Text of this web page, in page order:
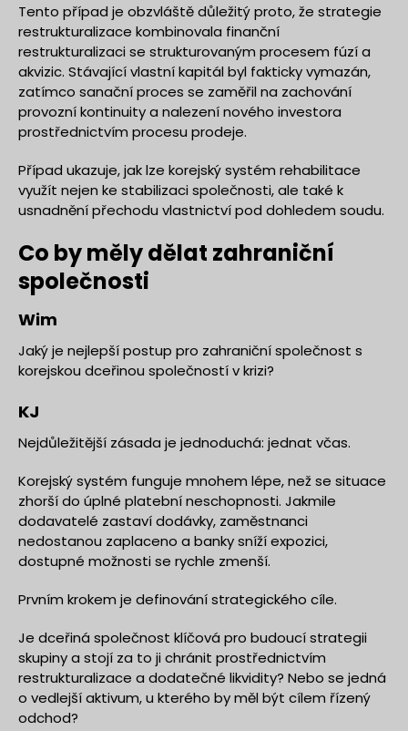
Tento případ je obzvláště důležitý proto, že strategie
restrukturalizace kombinovala finanční
restrukturalizaci se strukturovaným procesem fúzí a
akvizic. Stávající vlastní kapitál byl fakticky vymazán,
zatímco sanační proces se zaměřil na zachování
provozní kontinuity a nalezení nového investora
prostřednictvím procesu prodeje.
Případ ukazuje, jak lze korejský systém rehabilitace
využít nejen ke stabilizaci společnosti, ale také k
usnadnění přechodu vlastnictví pod dohledem soudu.
Co by měly dělat zahraniční
společnosti
Wim
Jaký je nejlepší postup pro zahraniční společnost s
korejskou dceřinou společností v krizi?
KJ
Nejdůležitější zásada je jednoduchá: jednat včas.
Korejský systém funguje mnohem lépe, než se situace
zhorší do úplné platební neschopnosti. Jakmile
dodavatelé zastaví dodávky, zaměstnanci
nedostanou zaplaceno a banky sníží expozici,
dostupné možnosti se rychle zmenší.
Prvním krokem je definování strategického cíle.
Je dceřiná společnost klíčová pro budoucí strategii
skupiny a stojí za to ji chránit prostřednictvím
restrukturalizace a dodatečné likvidity? Nebo se jedná
o vedlejší aktivum, u kterého by měl být cílem řízený
odchod?